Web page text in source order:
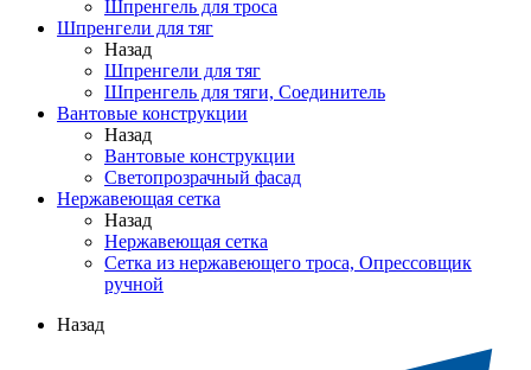
Шпренгель для троса
Шпренгели для тяг
Назад
Шпренгели для тяг
Шпренгель для тяги, Соединитель
Вантовые конструкции
Назад
Вантовые конструкции
Светопрозрачный фасад
Нержавеющая сетка
Назад
Нержавеющая сетка
Сетка из нержавеющего троса, Опрессовщик
ручной
Назад